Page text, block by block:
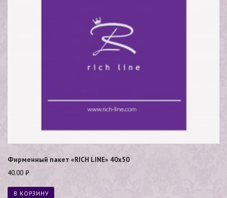
Фирменный пакет «RICH LINE» 40х50
40.00 ₽
В КОРЗИНУ